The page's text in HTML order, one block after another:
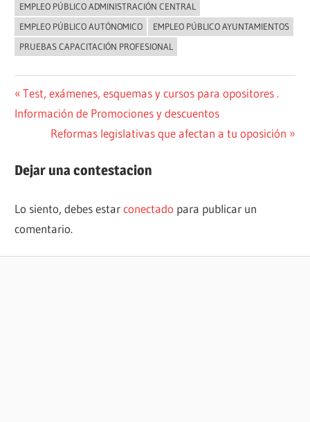
EMPLEO PÚBLICO ADMINISTRACIÓN CENTRAL
EMPLEO PÚBLICO AUTÓNOMICO
EMPLEO PÚBLICO AYUNTAMIENTOS
PRUEBAS CAPACITACIÓN PROFESIONAL
Navegación
de
Entrada
anterior:
Test, exámenes, esquemas y cursos para opositores .
Información de Promociones y descuentos
Siguiente
Reformas legislativas que afectan a tu oposición
Dejar una contestacion
Lo siento, debes estarconectado para publicar un
comentario.